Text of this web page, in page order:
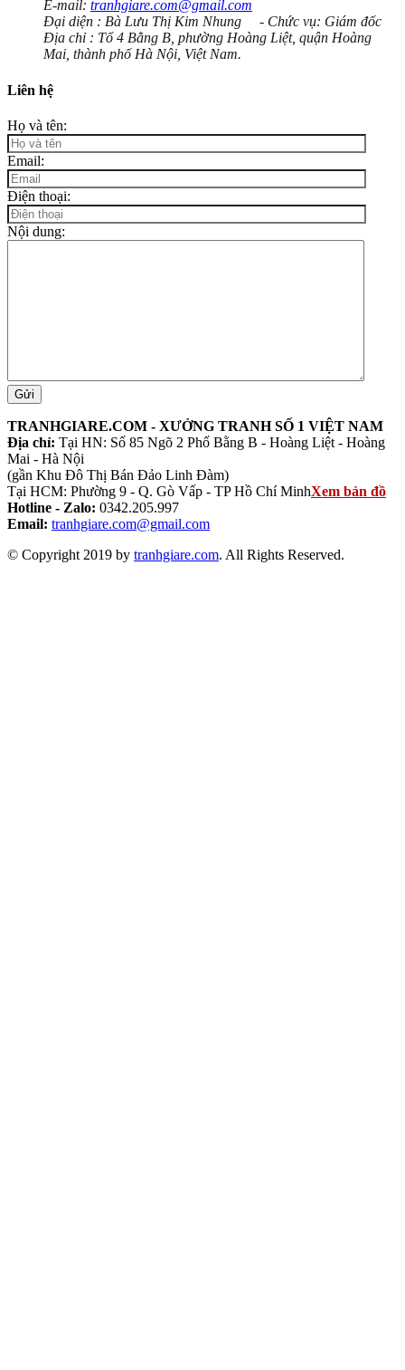
E-mail: tranhgiare.com@gmail.com
Đại diện : Bà Lưu Thị Kim Nhung - Chức vụ: Giám đốc
Địa chỉ : Tổ 4 Bằng B, phường Hoàng Liệt, quận Hoàng
Mai, thành phố Hà Nội, Việt Nam.
Liên hệ
Họ và tên:
Email:
Điện thoại:
Nội dung:
Gửi
TRANHGIARE.COM - XƯỞNG TRANH SỐ 1 VIỆT NAM
Địa chỉ: Tại HN: Số 85 Ngõ 2 Phố Bằng B - Hoàng Liệt - Hoàng
Mai - Hà Nội
(gần Khu Đô Thị Bán Đảo Linh Đàm)
Tại HCM: Phường 9 - Q. Gò Vấp - TP Hồ Chí MinhXem bản đồ
Hotline - Zalo: 0342.205.997
Email: tranhgiare.com@gmail.com
© Copyright 2019 by tranhgiare.com. All Rights Reserved.